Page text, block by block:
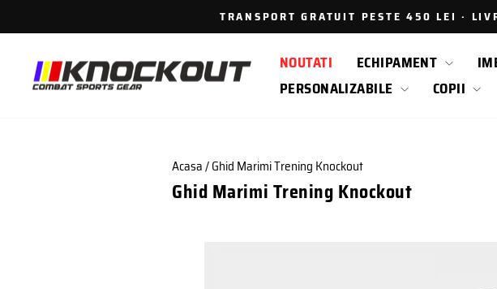
la
TRANSPORT GRATUIT PESTE 450 LEI ·
NOUTATI ECHIPAMENT
PERSONALIZABILE
COPII
Acasa/Ghid Marimi Trening Knockout
Ghid Marimi Trening Knockout